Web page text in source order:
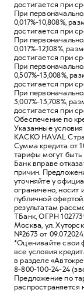
достигается при
При
0,017%-10,808%,
достигается при
При
0,017%-12,108%,
достигается при
При
0,507%-13,008%,
достигается при
При
3,007%-13,708%,
достигается при
Обеспечение по
Указанные
КАСКО HAVAL
Сумма кредита от
тарифы могут
Банк вправе
причин.
уточняйте у
ограничено, носит
публичной
результатам
ТБанк, ОГРН
Москва, ул.
№2673 от 09.07.2024.
*Оценивайте свои
все условия
в разделе
8-800-100-24-24
Предложение по